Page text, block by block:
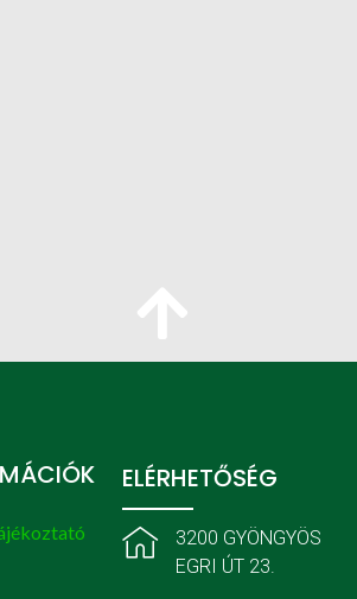
ELÉRHETŐSÉG
3200 GYÖNGYÖS
EGRI ÚT 23.